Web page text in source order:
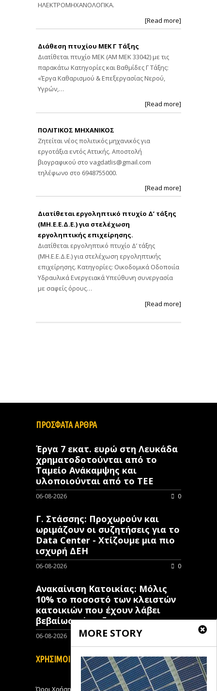
ΗΛΕΚΤΡΟΜΗΧΑΝΟΛΟΓΙΚΑ.
[Read more]
Διάθεση πτυχίου ΜΕΚ Γ Τάξης
Διατίθεται πτυχίο ΜΕΚ (ΑΜ ΜΕΚ 33042) με τις
παρακάτω Κατηγορίες και Βαθμίδες Γ Τάξης:
«Έργα Καθαρισμού & Επεξεργασίας Νερού,
Υγρών,…
[Read more]
ΠΟΛΙΤΙΚΟΣ ΜΗΧΑΝΙΚΟΣ
Ζητείται νέος πολιτικός μηχανικός για
εργοτάξια εντός Αττικής. Αποστολή
βιογραφικού στο vagdatlis@gmail.com
τηλέφωνο στο 6948755000.
[Read more]
Διατίθεται εργοληπτικό πτυχίο Δ’ τάξης
(ΜΗ.Ε.Ε.Δ.Ε.) για στελέχωση
εργοληπτικής επιχείρησης.
Διατίθεται εργοληπτικό πτυχίο Δ’ τάξης
(ΜΗ.Ε.Ε.Δ.Ε.) για στελέχωση εργοληπτικής
επιχείρησης. Κατηγορίες: Οικοδομικά Οδοποιία
Υδραυλικά Ενεργειακά Υπεύθυνη συνεργασία
με σαφείς όρους…
[Read more]
MORE STORY
ΠΡΟΣΦΑΤΑ ΑΡΘΡΑ
Έργα 7 εκατ. ευρώ στη Λευκάδα
χρηματοδοτούνται από το
Ταμείο Ανάκαμψης και
υλοποιούνται από το ΤΕΕ
06-08-2026 0
Γ. Στάσσης: Προχωρούν και
ωριμάζουν οι συζητήσεις για το
Data Center - Χτίζουμε μια πιο
ισχυρή ΔΕΗ
06-08-2026 0
Ανακαίνιση Κατοικίας: Μόλις
10% το ποσοστό των κλειστών
κατοικιών που έχουν λάβει
βεβαίωση ένταξης
06-08-2026
ΧΡΗΣΙΜΟΙ ΣΥΝΔΕΣΜΟΙ
Όροι Χρήσης